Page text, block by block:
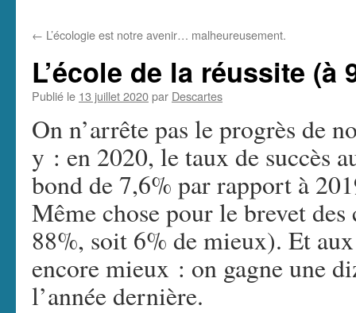
contenu
← L’écologie est notre avenir… malheureusement.
L’école de la réussite
Publié le 13 juillet 2020par Descartes
On n’arrête pas le progrès de
y : en 2020, le taux de succès
bond de 7,6% par rapport à
Même chose pour le brevet
88%, soit 6% de mieux). Et
encore mieux : on gagne une
l’année dernière.